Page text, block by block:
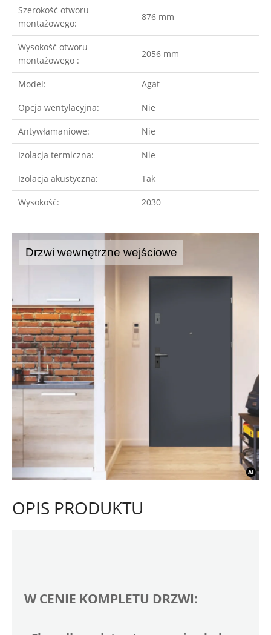
Szerokość otworu
montażowego:
876 mm
Wysokość otworu
montażowego :
2056 mm
Model: Agat
Opcja wentylacyjna: Nie
Antywłamaniowe: Nie
Izolacja termiczna: Nie
Izolacja akustyczna: Tak
Wysokość: 2030
Drzwi wewnętrzne wejściowe
OPIS PRODUKTU
W CENIE KOMPLETU DRZWI: